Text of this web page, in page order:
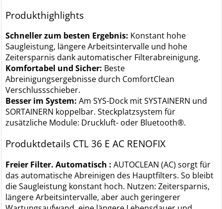
Produkthighlights
Schneller zum besten Ergebnis: Konstant hohe
Saugleistung, längere Arbeitsintervalle und hohe
Zeitersparnis dank automatischer Filterabreinigung.
Komfortabel und Sicher: Beste
Abreinigungsergebnisse durch ComfortClean
Verschlussschieber.
Besser im System:Am SYS-Dock mit SYSTAINERN und
SORTAINERN koppelbar. Steckplatzsystem für
zusätzliche Module: Druckluft- oder Bluetooth®.
Produktdetails CTL 36 E AC RENOFIX
Freier Filter. Automatisch :AUTOCLEAN (AC) sorgt für
das automatische Abreinigen des Hauptfilters. So bleibt
die Saugleistung konstant hoch. Nutzen: Zeitersparnis,
längere Arbeitsintervalle, aber auch geringerer